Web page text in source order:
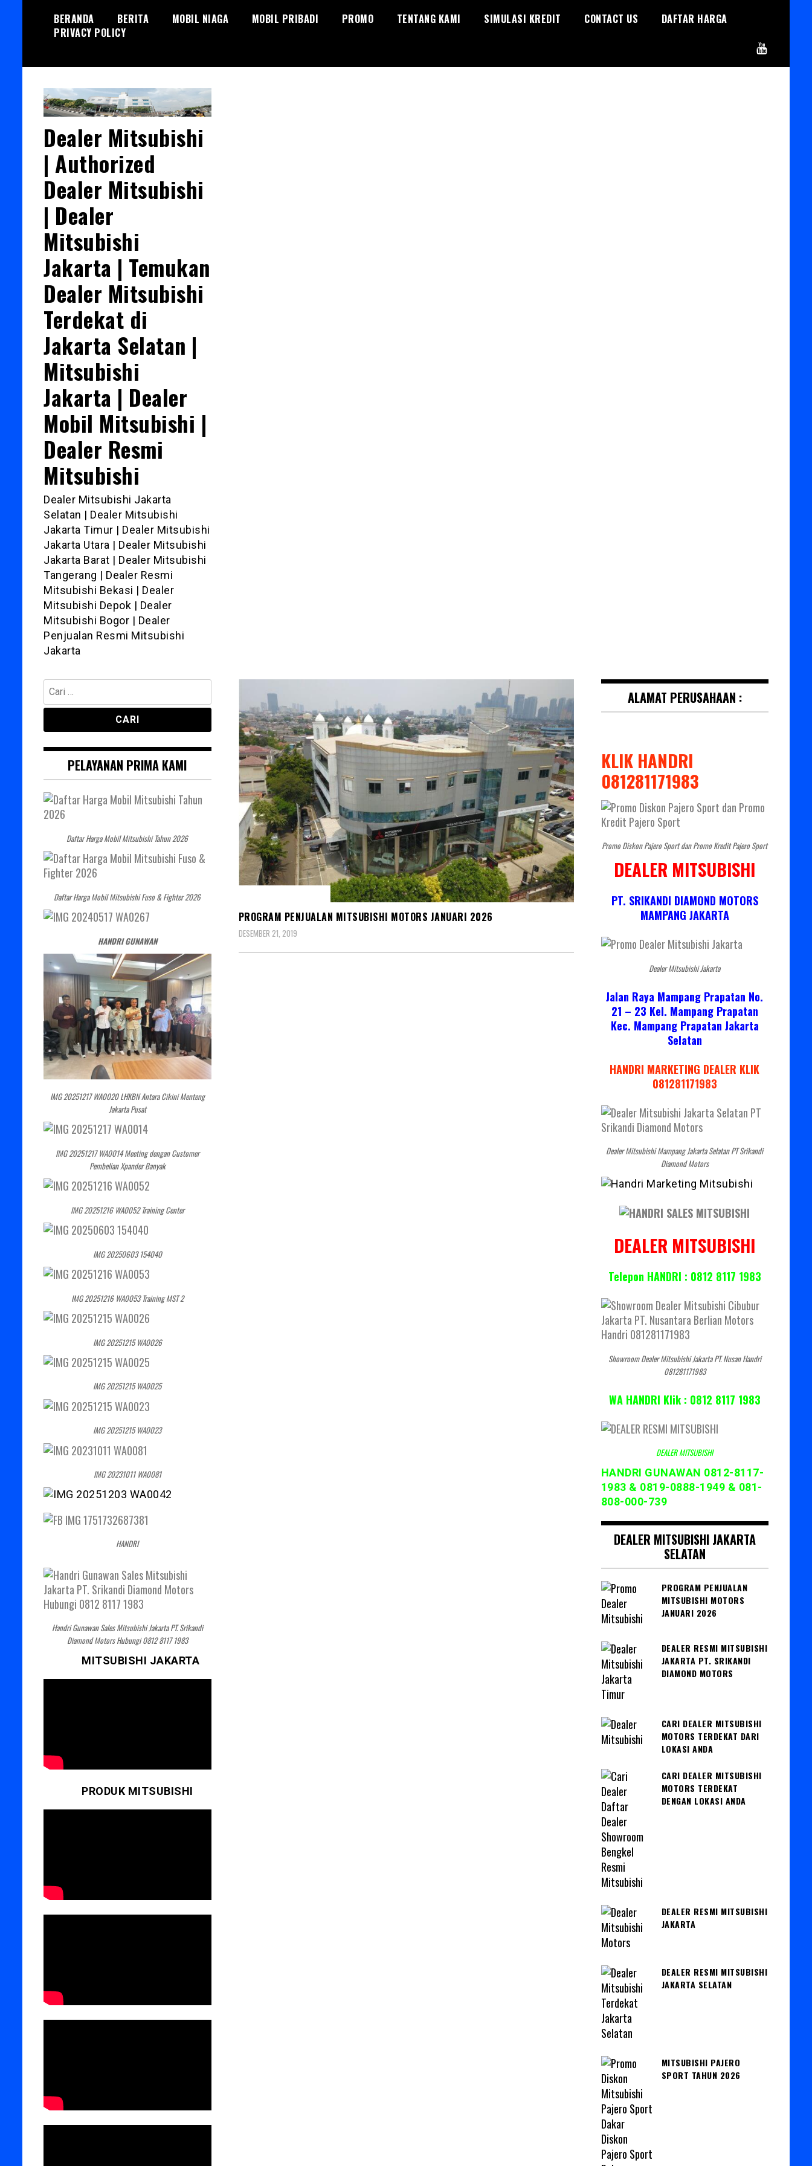
BERANDA BERITA MOBIL NIAGA MOBIL PRIBADI PROMO TENTANG KAMI SIMULASI KREDIT CONTACT US
DAFTAR HARGA
PRIVACY POLICY
Dealer Mitsubishi
| Authorized
Dealer Mitsubishi
| Dealer
Mitsubishi
Jakarta | Temukan
Dealer Mitsubishi
Terdekat di
Jakarta Selatan |
Mitsubishi
Jakarta | Dealer
Mobil Mitsubishi |
Dealer Resmi
Mitsubishi
Dealer Mitsubishi Jakarta
Selatan | Dealer Mitsubishi
Jakarta Timur | Dealer Mitsubishi
Jakarta Utara | Dealer Mitsubishi
Jakarta Barat | Dealer Mitsubishi
Tangerang | Dealer Resmi
Mitsubishi Bekasi | Dealer
Mitsubishi Depok | Dealer
Mitsubishi Bogor | Dealer
Penjualan Resmi Mitsubishi
Jakarta
PROGRAM PENJUALAN MITSUBISHI MOTORS JANUARI 2026
DESEMBER 21, 2019
Cari
untuk:
PELAYANAN PRIMA KAMI
Daftar Harga Mobil Mitsubishi Tahun 2026
Daftar Harga Mobil Mitsubishi Fuso & Fighter 2026
HANDRI GUNAWAN
IMG 20251217 WA0020 LHKBN Antara Cikini Menteng
Jakarta Pusat
IMG 20251217 WA0014 Meeting dengan Customer
Pembelian Xpander Banyak
IMG 20251216 WA0052 Training Center
IMG 20250603 154040
IMG 20251216 WA0053 Training MST 2
IMG 20251215 WA0026
IMG 20251215 WA0025
IMG 20251215 WA0023
IMG 20231011 WA0081
HANDRI
Handri Gunawan Sales Mitsubishi Jakarta PT. Srikandi
Diamond Motors Hubungi 0812 8117 1983
MITSUBISHI JAKARTA
PRODUK MITSUBISHI
ALAMAT PERUSAHAAN :
KLIK HANDRI
081281171983
Promo Diskon Pajero Sport dan Promo Kredit Pajero Sport
DEALER MITSUBISHI
PT. SRIKANDI DIAMOND MOTORS
MAMPANG JAKARTA
Dealer Mitsubishi Jakarta
Jalan Raya Mampang Prapatan No.
21 – 23 Kel. Mampang Prapatan
Kec. Mampang Prapatan Jakarta
Selatan
HANDRI MARKETING DEALER KLIK
081281171983
Dealer Mitsubishi Mampang Jakarta Selatan PT Srikandi
Diamond Motors
DEALER MITSUBISHI
Telepon HANDRI : 0812 8117 1983
Showroom Dealer Mitsubishi Jakarta PT. Nusan Handri
081281171983
WA HANDRI Klik : 0812 8117 1983
DEALER MITSUBISHI
HANDRI GUNAWAN 0812-8117-
1983 & 0819-0888-1949 & 081-
808-000-739
DEALER MITSUBISHI JAKARTA
SELATAN
PROGRAM PENJUALAN
MITSUBISHI MOTORS
JANUARI 2026
DEALER RESMI MITSUBISHI
JAKARTA PT. SRIKANDI
DIAMOND MOTORS
CARI DEALER MITSUBISHI
MOTORS TERDEKAT DARI
LOKASI ANDA
CARI DEALER MITSUBISHI
MOTORS TERDEKAT
DENGAN LOKASI ANDA
DEALER RESMI MITSUBISHI
JAKARTA
DEALER RESMI MITSUBISHI
JAKARTA SELATAN
MITSUBISHI PAJERO
SPORT TAHUN 2026